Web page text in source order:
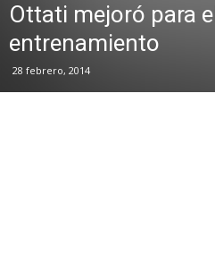
Ottati mejoró para
entrenamiento
28 febrero, 2014